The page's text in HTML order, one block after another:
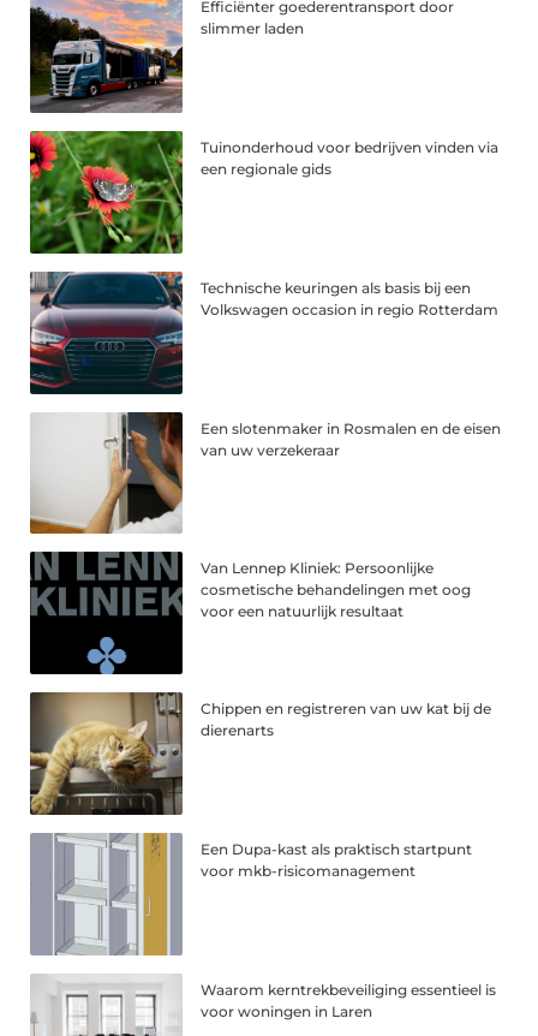
Efficiënter goederentransport door
slimmer laden
Tuinonderhoud voor bedrijven vinden via
een regionale gids
Technische keuringen als basis bij een
Volkswagen occasion in regio Rotterdam
Een slotenmaker in Rosmalen en de eisen
van uw verzekeraar
Van Lennep Kliniek: Persoonlijke
cosmetische behandelingen met oog
voor een natuurlijk resultaat
Chippen en registreren van uw kat bij de
dierenarts
Een Dupa-kast als praktisch startpunt
voor mkb-risicomanagement
Waarom kerntrekbeveiliging essentieel is
voor woningen in Laren